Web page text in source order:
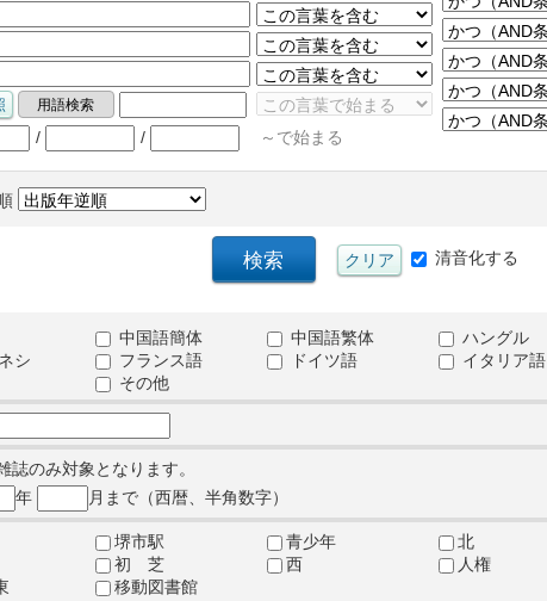
/ / ～で始まる
清音化する
中国語簡体 中国語繁体 ハングル
シ フランス語 ドイツ語 イタリア語
その他
のみ対象となります。
年 月まで（西暦、半角数字）
堺市駅 青少年 北
初 芝 西 人権
移動図書館